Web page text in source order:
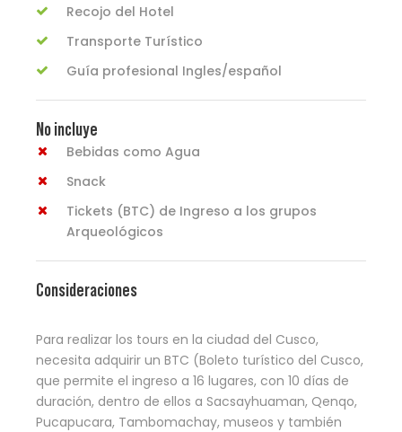
Recojo del Hotel
Transporte Turístico
Guía profesional Ingles/español
No incluye
Bebidas como Agua
Snack
Tickets (BTC) de Ingreso a los grupos
Arqueológicos
Consideraciones
Para realizar los tours en la ciudad del Cusco,
necesita adquirir un BTC (Boleto turístico del Cusco,
que permite el ingreso a 16 lugares, con 10 días de
duración, dentro de ellos a Sacsayhuaman, Qenqo,
Pucapucara, Tambomachay, museos y también